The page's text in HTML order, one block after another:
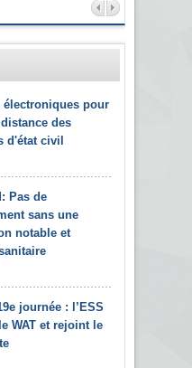
électroniques pour
des
d'état civil
Pas de
sans une
notable et
journée : l’ESS
WAT et rejoint le